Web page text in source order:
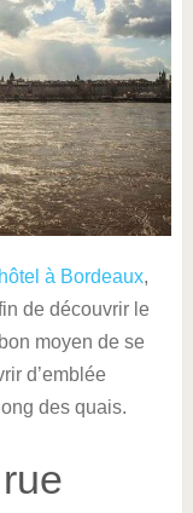
hôtel à Bordeaux,
de découvrir le
moyen de se
d’emblée
des quais.